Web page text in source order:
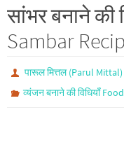
सांभर बनाने की
Sambar
पारूल मित्तल (Parul Mittal)
व्यंजन बनाने की विधियाँ